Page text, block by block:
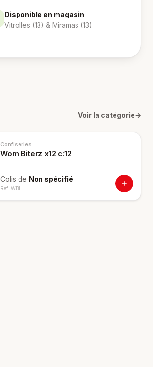
Disponible en magasin
Vitrolles (13) & Miramas (13)
Voir la catégorie→
Confiseries
Wom Biterz x12 c:12
Colis de Non spécifié
Ref. WBI